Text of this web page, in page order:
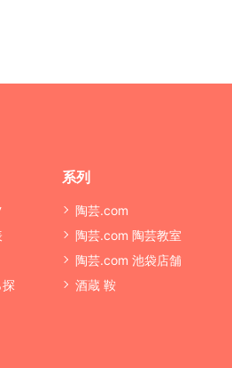
系列
陶芸.com
陶芸.com 陶芸教室
陶芸.com 池袋店舗
酒蔵 鞍